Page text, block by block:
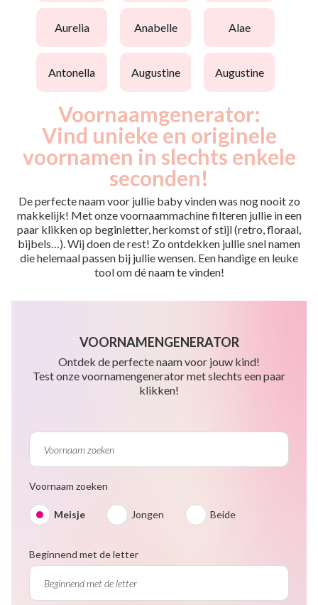
aurelia anabelle alae
antonella augustine augustine
Voornaamgenerator:
Vind unieke en originele
voornamen in slechts enkele
seconden!
De perfecte naam voor jullie baby vinden was nog nooit zo
makkelijk! Met onze voornaammachine filteren jullie in een
paar klikken op beginletter, herkomst of stijl (retro, floraal,
bijbels…). Wij doen de rest! Zo ontdekken jullie snel namen
die helemaal passen bij jullie wensen. Een handige en leuke
tool om dé naam te vinden!
VOORNAMENGENERATOR
Ontdek de perfecte naam voor jouw kind!
Test onze voornamengenerator met slechts een paar
klikken!
Voornaam zoeken
Meisje Jongen Beide
Beginnend met de letter